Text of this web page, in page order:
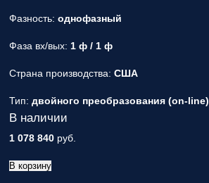
Фазность: однофазный
Фаза вх/вых: 1 ф / 1 ф
Страна производства: США
Тип: двойного преобразования (on-line)
В наличии
1 078 840 руб.
В корзину